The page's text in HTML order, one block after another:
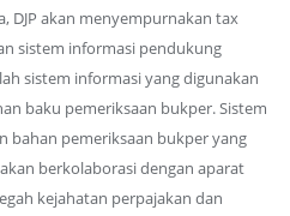
DJP akan menyempurnakan tax
sistem informasi pendukung
sistem informasi yang digunakan
baku pemeriksaan bukper. Sistem
bahan pemeriksaan bukper yang
berkolaborasi dengan aparat
kejahatan perpajakan dan